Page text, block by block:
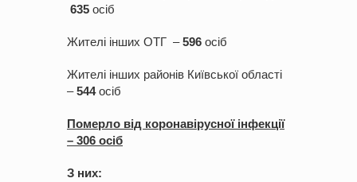
635 осіб
Жителі інших ОТГ –596 осіб
Жителі інших районів Київської області
– 544 оcіб
Померло від коронавірусної інфекції
– 306 осіб
З них: